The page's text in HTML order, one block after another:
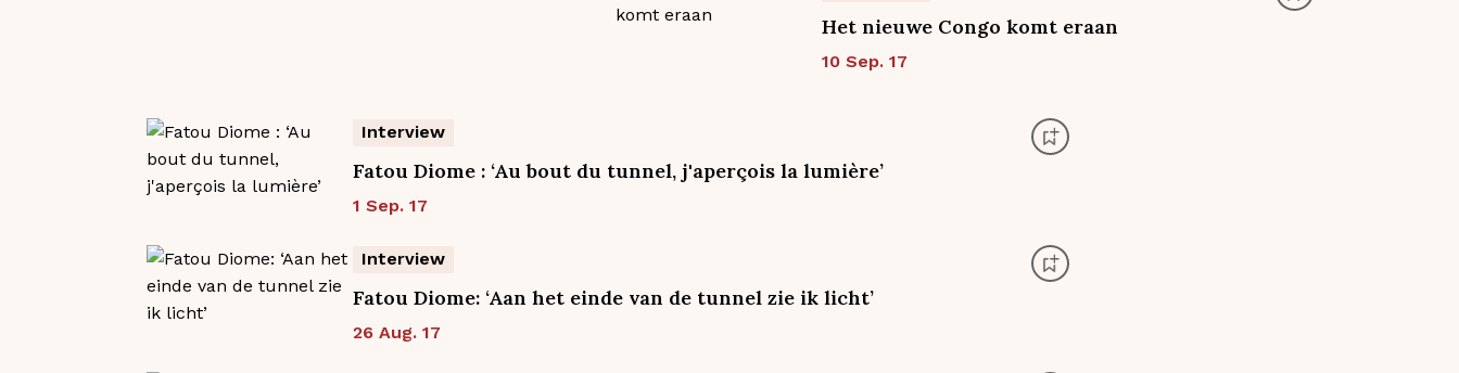
Het nieuwe Congo komt eraan
10 Sep. 17
Interview
Fatou Diome : ‘Au bout du tunnel, j'aperçois la lumière’
1 Sep. 17
Interview
Fatou Diome: ‘Aan het einde van de tunnel zie ik licht’
26 Aug. 17